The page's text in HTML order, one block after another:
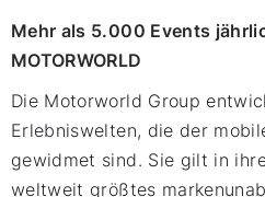
Mehr als 5.000 Events
MOTORWORLD
Die Motorworld Group
Erlebniswelten, die der
gewidmet sind. Sie gilt in
weltweit größtes